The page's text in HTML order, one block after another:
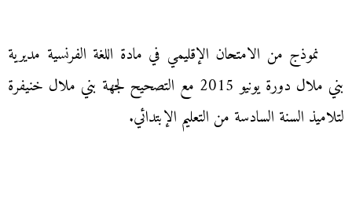
نموذج من الامتحان الإقليمي في مادة اللغة الفرنسية مديرية
بني ملال دورة يونيو 2015 مع التصحيح لجهة بني ملال خنيفرة
لتلاميذ السنة السادسة من التعليم الإبتدائي.